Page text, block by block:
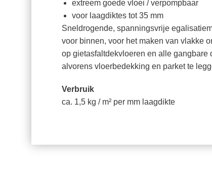
extreem goede vloei / verpompbaar
voor laagdiktes tot 35 mm
Sneldrogende, spanningsvrije
voor binnen, voor het maken van vlakke
op gietasfaltdekvloeren en alle
alvorens vloerbedekking en parket te
Verbruik
ca. 1,5 kg / m² per mm laagdikte